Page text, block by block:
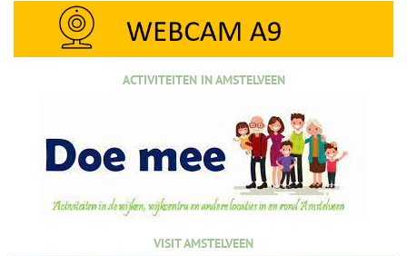
ACTIVITEITEN IN AMSTELVEEN
VISIT AMSTELVEEN